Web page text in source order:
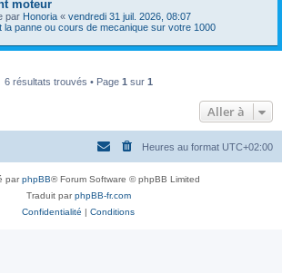
moteur
par Honoria « vendredi 31 juil. 2026, 08:07
la panne ou cours de mecanique sur votre 1000
6 résultats trouvés • Page 1 sur 1
Aller à
Heures au format UTC+02:00
parphpBB® Forum Software © phpBB Limited
Traduit parphpBB-fr.com
Confidentialité | Conditions